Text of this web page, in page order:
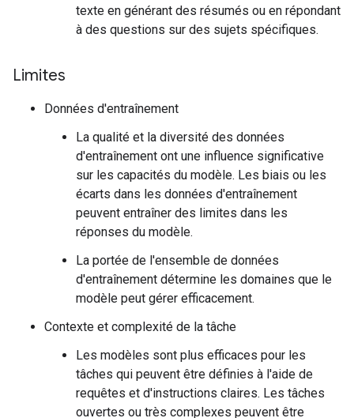
texte en générant des résumés ou en répondant
à des questions sur des sujets spécifiques.
Limites
Données d'entraînement
La qualité et la diversité des données
d'entraînement ont une influence significative
sur les capacités du modèle. Les biais ou les
écarts dans les données d'entraînement
peuvent entraîner des limites dans les
réponses du modèle.
La portée de l'ensemble de données
d'entraînement détermine les domaines que le
modèle peut gérer efficacement.
Contexte et complexité de la tâche
Les modèles sont plus efficaces pour les
tâches qui peuvent être définies à l'aide de
requêtes et d'instructions claires. Les tâches
ouvertes ou très complexes peuvent être